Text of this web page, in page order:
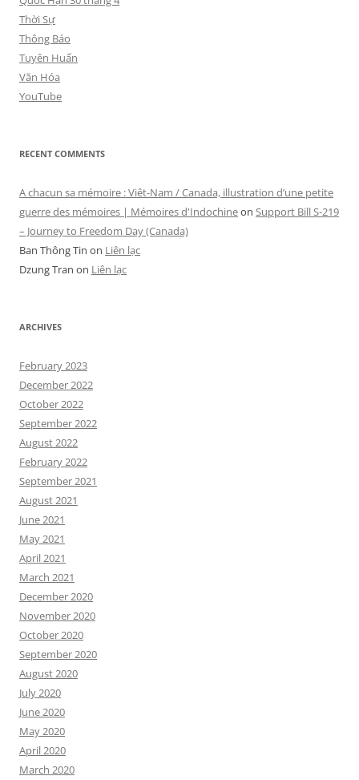
Thời Sự
Thông Báo
Tuyên Huấn
Văn Hóa
YouTube
RECENT COMMENTS
A chacun sa mémoire : Viêt-Nam / Canada, illustration d’une petite
guerre des mémoires | Mémoires d'Indochineon Support Bill S-219
– Journey to Freedom Day (Canada)
Ban Thông Tin on Liên lạc
Dzung Tran on Liên lạc
ARCHIVES
February 2023
December 2022
October 2022
September 2022
August 2022
February 2022
September 2021
August 2021
June 2021
May 2021
April 2021
March 2021
December 2020
November 2020
October 2020
September 2020
August 2020
July 2020
June 2020
May 2020
April 2020
March 2020